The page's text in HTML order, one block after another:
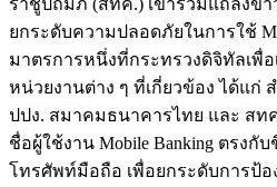
ยกระดับความปลอดภัยในการใช้
มาตรการหนึ่งที่กระทรวงดิจิทัลเพื่
หน่วยงานต่าง ๆ ที่เกี่ยวข้อง ได้แก่
ปปง. สมาคมธนาคารไทย และ สท
ชื่อผู้ใช้งาน Mobile Banking ตรงกั
โทรศัพท์มือถือ เพื่อยกระดับการป้